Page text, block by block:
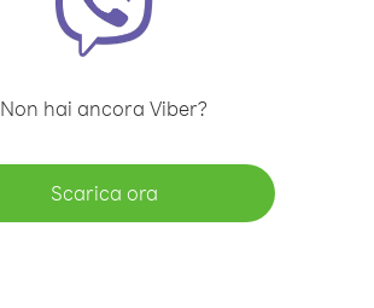
Non hai ancora Viber?
Scarica ora